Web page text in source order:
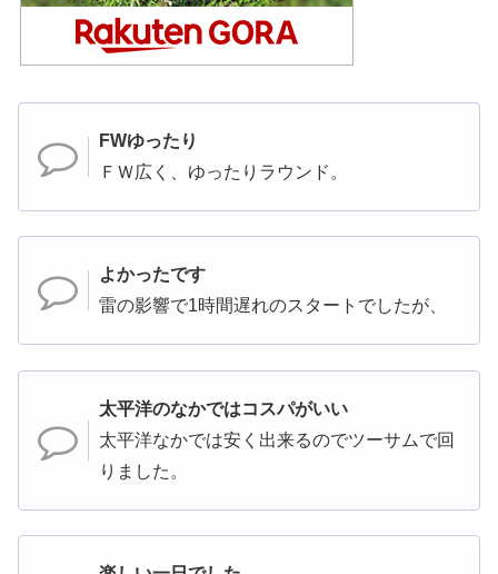
FWゆったり
ＦＷ広く、ゆったりラウンド。
よかったです
雷の影響で1時間遅れのスタートでしたが、
太平洋のなかではコスパがいい
太平洋なかでは安く出来るのでツーサムで回
りました。